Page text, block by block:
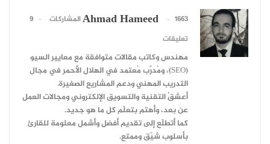
Ahmad Hameed 1663 المشاركات
9
تعليقات
مهندس وكاتب مقالات متوافقة مع معايير السيو
(SEO)، ومُدرِّب مُعتمد في الهلال الأحمر في مجال
التدريب المهني ودعم المشاريع الصغيرة.
أعشقُ التقنية والتسويق الإلكتروني ومجالات العمل
عن بعد، وأهتم بتعلّم كل ما هو جديد.
كما أتطلّع إلى تقديم أفضل وأشمل معلومة للقارئ
بأسلوب شيّق وممتع.